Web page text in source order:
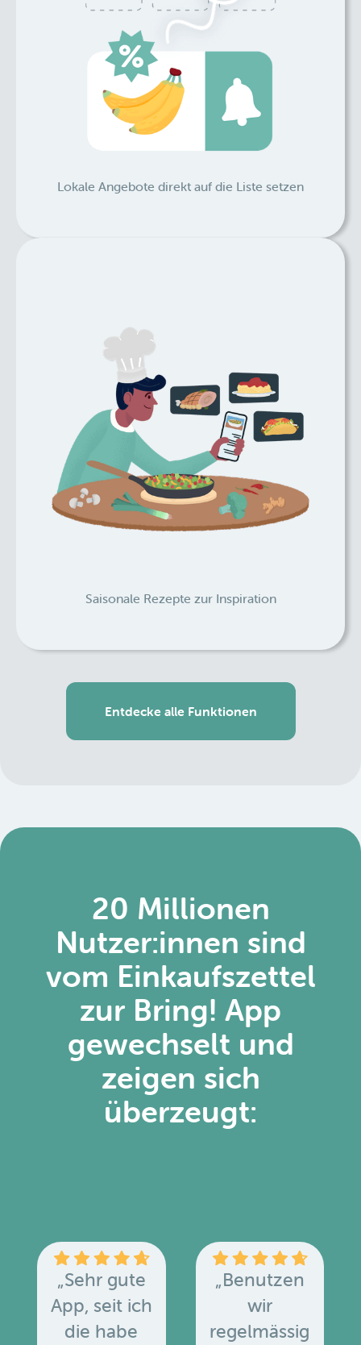
Lokale Angebote direkt auf die Liste setzen
Saisonale Rezepte zur Inspiration
Entdecke alle Funktionen
20 Millionen
Nutzer:innen sind
vom Einkaufszettel
zur Bring! App
gewechselt und
zeigen sich
überzeugt:
„Sehr gute
App, seit ich
die habe
„Benutzen
wir
regelmässig